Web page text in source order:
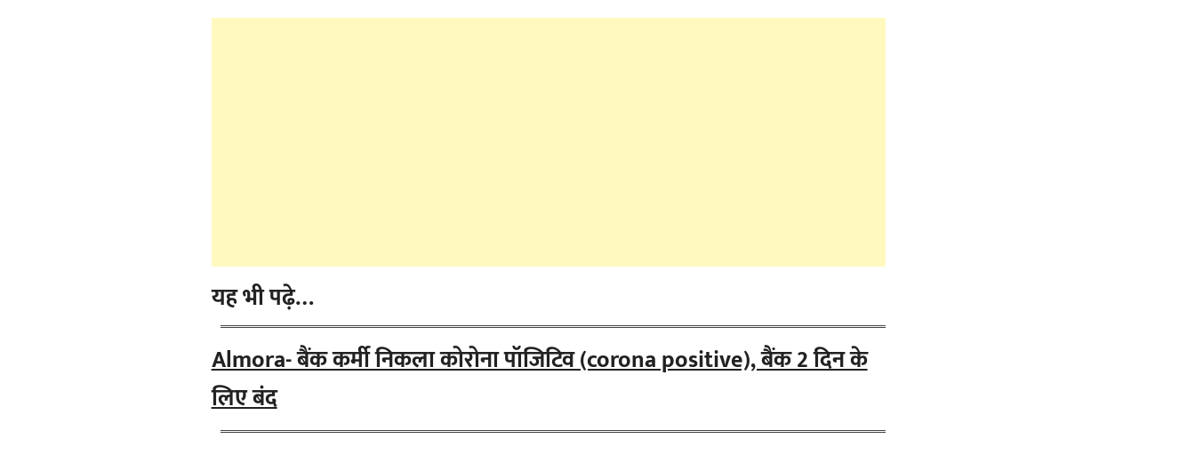
यह भी पढ़े…
Almora- बैंक कर्मी निकला कोरोना पॉजिटिव (corona positive), बैंक 2 दिन के
लिए बंद